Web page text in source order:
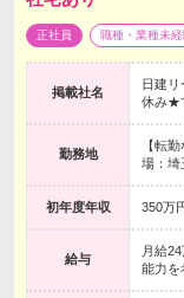
正社員 職種・業種未
掲載社名
日建
休み★
勤務地
【転
場：埼
初年度年収 350万
給与
月給
能力を